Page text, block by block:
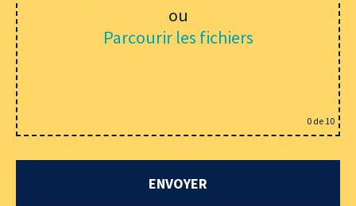
ou
Parcourir les fichiers
0 de 10